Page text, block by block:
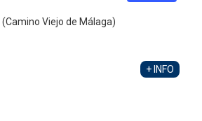
Viejo de Málaga)
+ INFO